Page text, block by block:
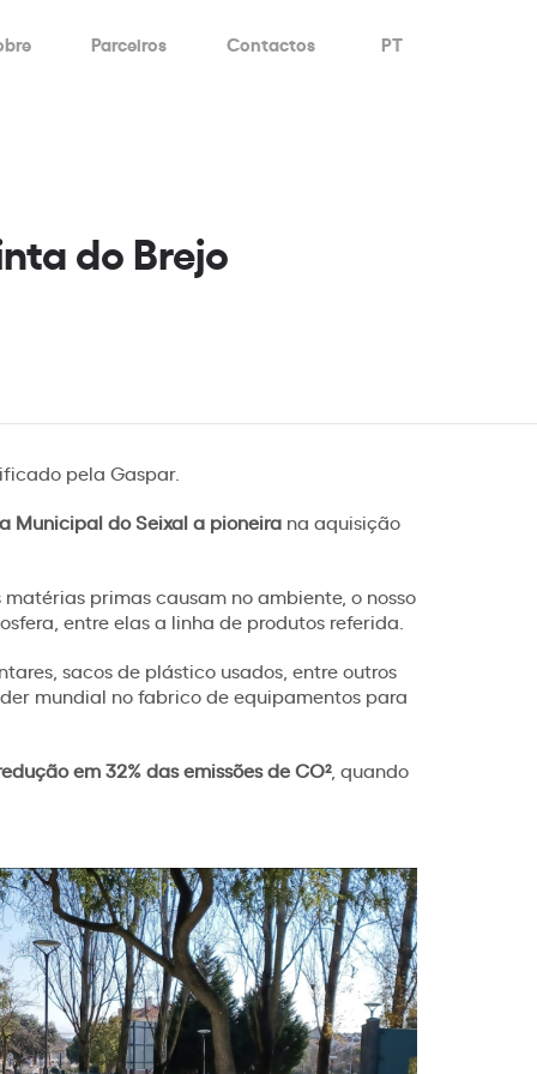
Parceiros Contactos PT
do Brejo
pela Gaspar.
Municipal do Seixal a pioneira na aquisição
primas causam no ambiente, o nosso
entre elas a linha de produtos referida.
sacos de plástico usados, entre outros
mundial no fabrico de equipamentos para
em 32% das emissões de CO², quando